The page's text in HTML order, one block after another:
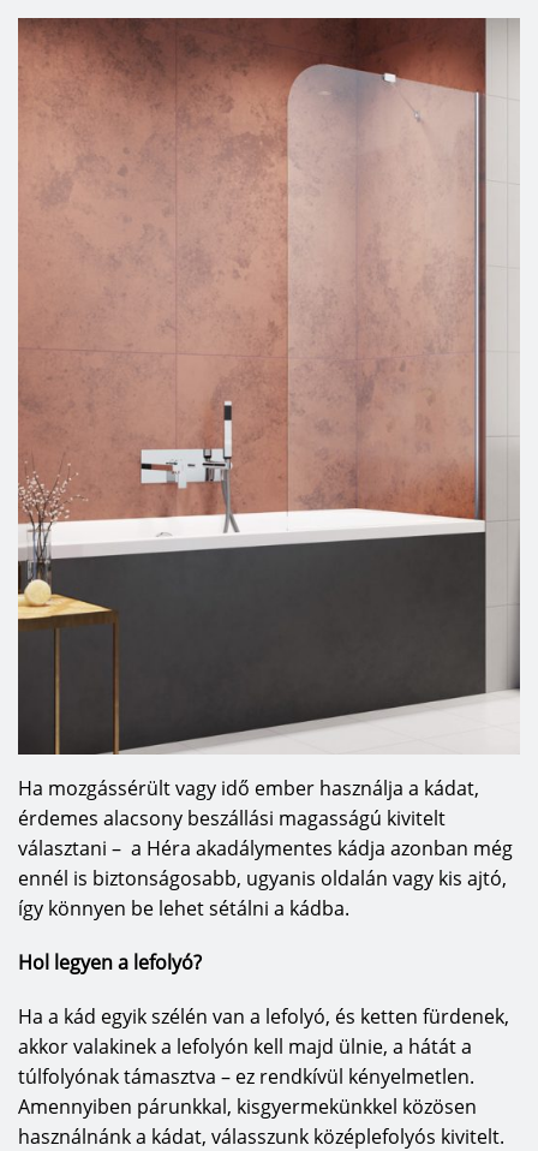
Ha mozgássérült vagy idő ember használja a kádat,
érdemes alacsony beszállási magasságú kivitelt
választani – a Héra akadálymentes kádja azonban még
ennél is biztonságosabb, ugyanis oldalán vagy kis ajtó,
így könnyen be lehet sétálni a kádba.
Hol legyen a lefolyó?
Ha a kád egyik szélén van a lefolyó, és ketten fürdenek,
akkor valakinek a lefolyón kell majd ülnie, a hátát a
túlfolyónak támasztva – ez rendkívül kényelmetlen.
Amennyiben párunkkal, kisgyermekünkkel közösen
használnánk a kádat, válasszunk középlefolyós kivitelt.